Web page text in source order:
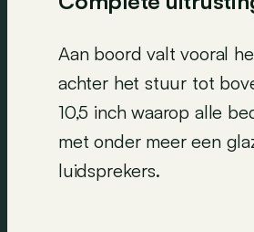
Aan boord valt vooral
achter het stuur tot
10,5 inch waarop alle
met onder meer een
luidsprekers.